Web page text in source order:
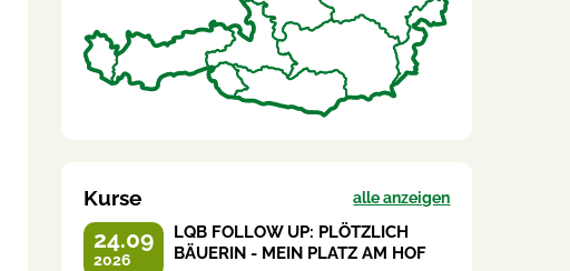
Kurse alle anzeigen
24.09
2026
LQB FOLLOW UP: PLÖTZLICH
BÄUERIN - MEIN PLATZ AM HOF